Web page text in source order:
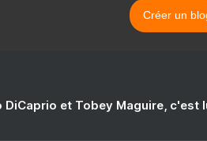
Créer un
DiCaprio et Tobey Maguire, c'est